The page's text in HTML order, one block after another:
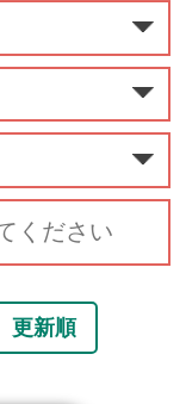
更新順